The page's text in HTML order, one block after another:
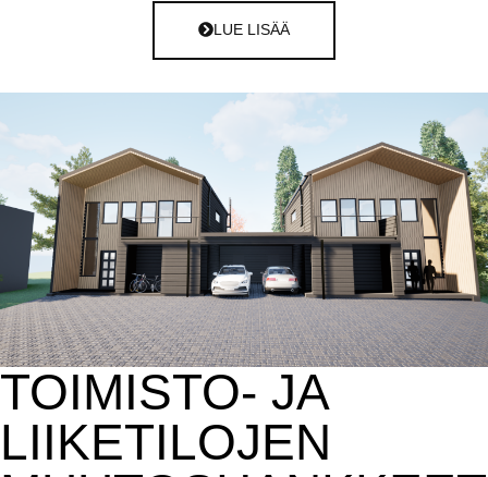
LUE LISÄÄ
TOIMISTO- JA
LIIKETILOJEN